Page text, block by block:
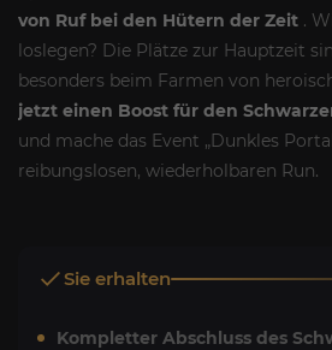
von Ruf bei den Hütern der Zeit .
loslegen? Die Plätze zur Hauptzeit
besonders beim Farmen von
jetzt einen Boost für den
und mache das Event „Dunkles
reibungslosen, wiederholbaren Run.
Sie erhalten
Kompletter Abschluss des